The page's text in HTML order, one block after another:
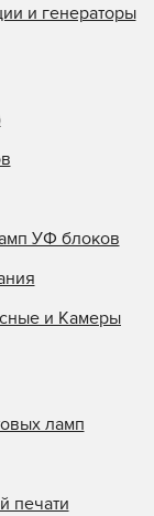
и генераторы
УФ блоков
и Камеры
ламп
печати